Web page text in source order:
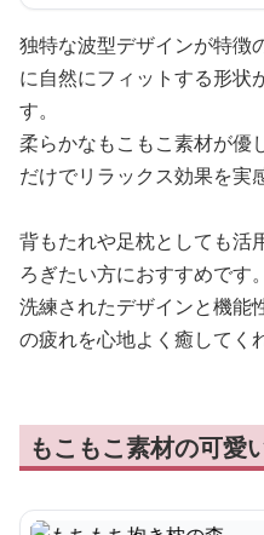
独特な波型デザインが特徴
に自然にフィットする形状
す。
柔らかなもこもこ素材が優
だけでリラックス効果を実
背もたれや足枕としても活
ろぎたい方におすすめです。
洗練されたデザインと機能
の疲れを心地よく癒してく
もこもこ素材の可愛